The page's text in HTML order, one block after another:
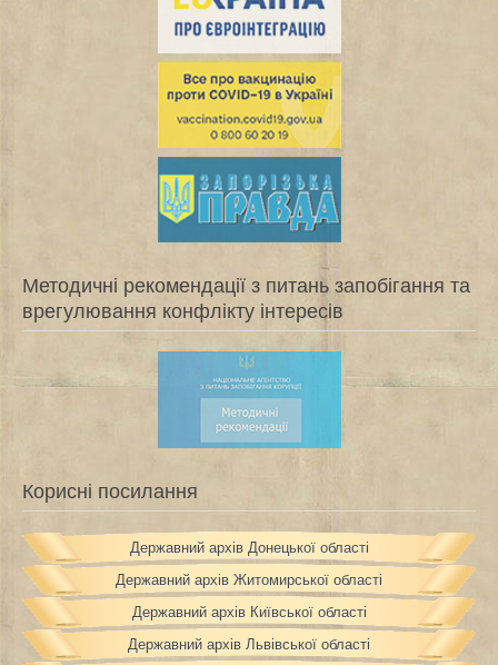
Методичні рекомендації з питань запобігання та
врегулювання конфлікту інтересів
Корисні посилання
Державний архів Донецької області
Державний архів Житомирської області
Державний архів Київської області
Державний архів Львівської області